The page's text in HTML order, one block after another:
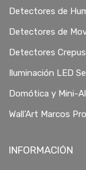
Detectores de
Detectores de
Detectores
Iluminación LED
Domótica y Mini-
Wall’Art Marcos
INFORMACIÓN